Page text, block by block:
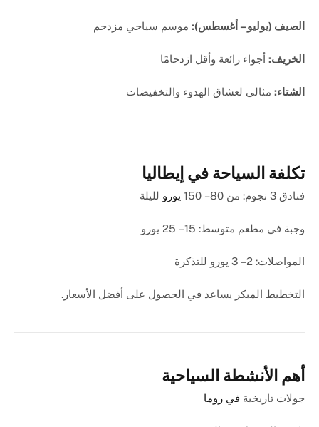
الصيف (يوليو – أغسطس): موسم سياحي مزدحم
الخريف: أجواء رائعة وأقل ازدحامًا
الشتاء: مثالي لعشاق الهدوء والتخفيضات
تكلفة السياحة في إيطاليا
فنادق 3 نجوم: من 80 – 150 يورو لليلة
وجبة في مطعم متوسط: 15 – 25 يورو
المواصلات: 2 – 3 يورو للتذكرة
التخطيط المبكر يساعد في الحصول على أفضل الأسعار.
أهم الأنشطة السياحية
جولات تاريخية في روما